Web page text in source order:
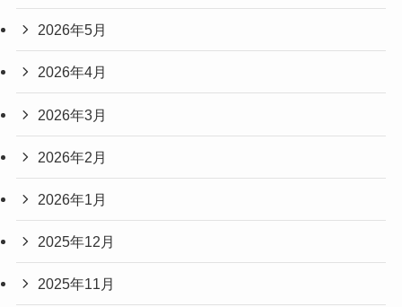
2026年5月
2026年4月
2026年3月
2026年2月
2026年1月
2025年12月
2025年11月